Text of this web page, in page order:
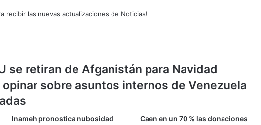
recibir las nuevas actualizaciones de Noticias!
se retiran de Afganistán para Navidad
sobre asuntos internos de Venezuela
Inameh pronostica nubosidad
Caen en un 70 % las donaciones